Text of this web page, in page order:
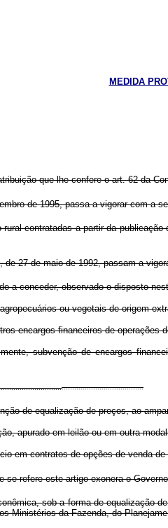
MEDIDA
que lhe confere o art. 62 da
de 1995, passa a vigorar com a
contratadas a partir da
de 27 de maio de 1992, passam a
a conceder, observado o disposto
ou vegetais de origem
encargos financeiros de operações
subvenção de encargos
.......................................
de equalização de preços, ao
apurado em leilão ou em outra
em contratos de opções de venda
refere este artigo exonera o
sob a forma de equalização
Ministérios da Fazenda, do